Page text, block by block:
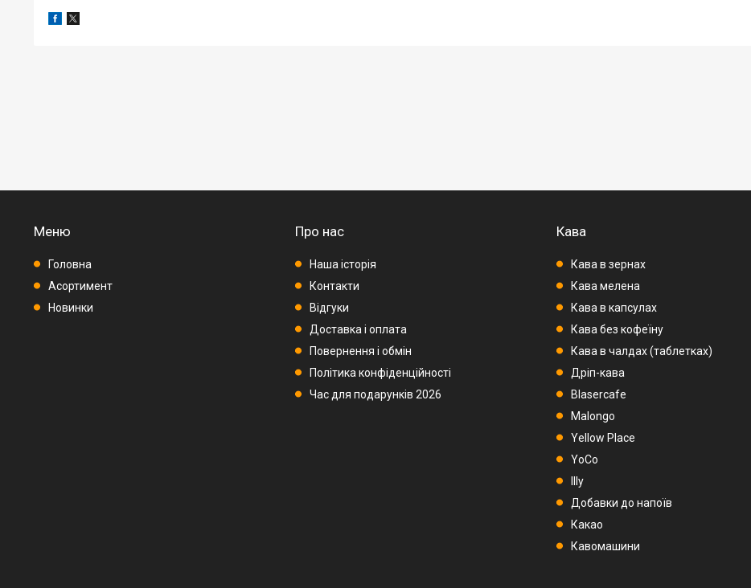
Меню
Головна
Асортимент
Новинки
Про нас
Наша історія
Контакти
Відгуки
Доставка і оплата
Повернення і обмін
Політика конфіденційності
Час для подарунків 2026
Кава
Кава в зернах
Кава мелена
Кава в капсулах
Кава без кофеїну
Кава в чалдах (таблетках)
Дріп-кава
Blasercafe
Malongo
Yellow Place
YoCo
Illy
Добавки до напоїв
Какао
Кавомашини